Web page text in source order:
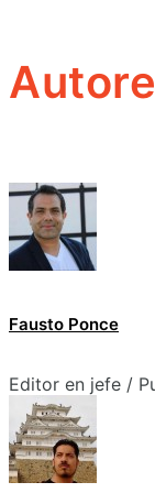
Fausto Ponce
Editor en jefe /